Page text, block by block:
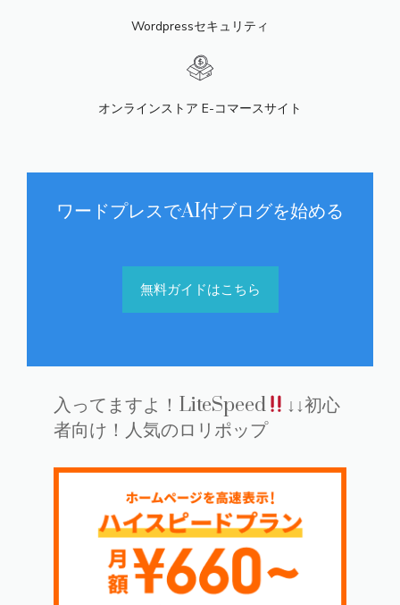
Wordpressセキュリティ
オンラインストア E-コマースサイト
ワードプレスでAI付ブログを始める
無料ガイドはこちら
入ってますよ！LiteSpeed
↓↓初心
者向け！人気のロリポップ